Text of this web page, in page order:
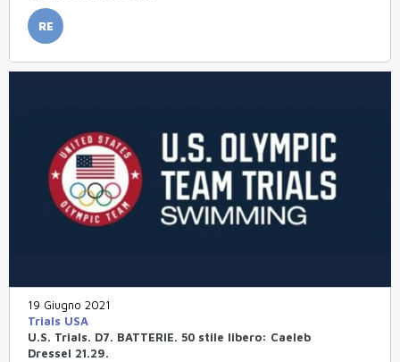
RE
19 Giugno 2021
Trials USA
U.S. Trials. D7. BATTERIE. 50 stile libero: Caeleb
Dressel 21.29.